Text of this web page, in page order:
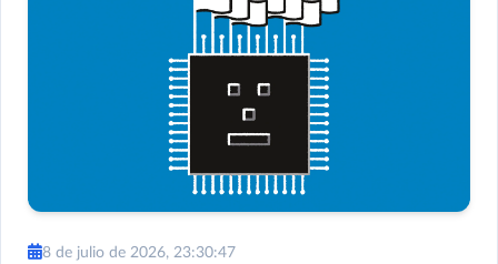
8 de julio de 2026, 23:30:47